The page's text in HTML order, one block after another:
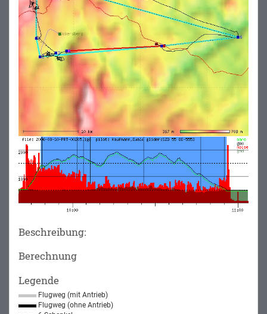
Beschreibung:
Berechnung
Legende
Flugweg (mit Antrieb)
Flugweg (ohne Antrieb)